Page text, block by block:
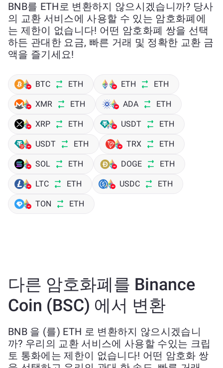
BNB를 ETH로 변환하지 않으시겠습니까? 당사
의 교환 서비스에 사용할 수 있는 암호화폐에
는 제한이 없습니다! 어떤 암호화폐 쌍을 선택
하든 관대한 요금, 빠른 거래 및 정확한 교환 금
액을 즐기세요!
BTC ETH ETH ETH
XMR ETH ADA ETH
XRP ETH USDT ETH
USDT ETH TRX ETH
SOL ETH DOGE ETH
LTC ETH USDC ETH
TON ETH
다른 암호화폐를 Binance
Coin (BSC) 에서 변환
BNB 을 (를) ETH 로 변환하지 않으시겠습니
까? 우리의 교환 서비스에 사용할 수있는 크립
토 통화에는 제한이 없습니다! 어떤 암호화 쌍